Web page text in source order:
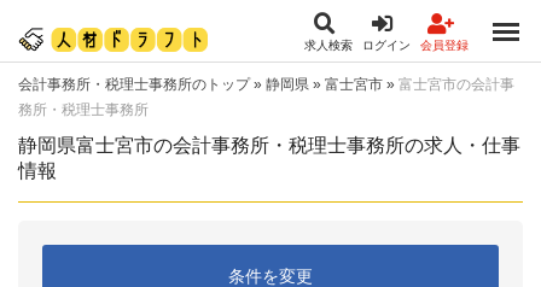
求人検索 ログイン 会員登録
会計事務所・税理士事務所のトップ» 静岡県 » 富士宮市 » 富士宮市の会計事
務所・税理士事務所
静岡県富士宮市の会計事務所・税理士事務所の求人・仕事
情報
条件を変更